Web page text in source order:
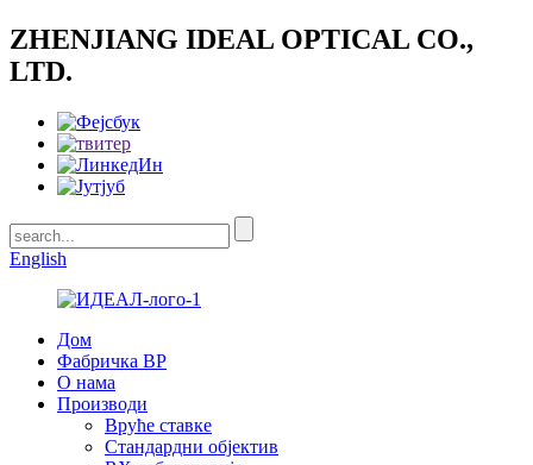
ZHENJIANG IDEAL OPTICAL CO.,
LTD.
English
Дом
Фабричка ВР
О нама
Производи
Вруће ставке
Стандардни објектив